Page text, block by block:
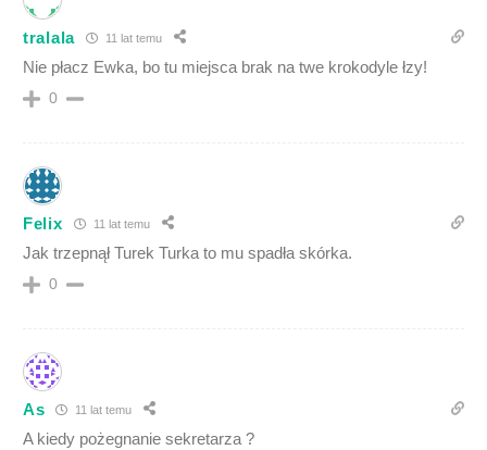
tralala 11 lat temu
Nie płacz Ewka, bo tu miejsca brak na twe krokodyle łzy!
0
Felix 11 lat temu
Jak trzepnął Turek Turka to mu spadła skórka.
0
As 11 lat temu
A kiedy pożegnanie sekretarza ?